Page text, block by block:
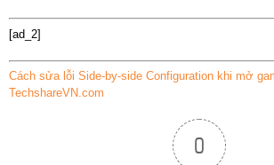
[ad_2]
Cách sửa lỗi Side-by-side Configuration khi mở
TechshareVN.com
0